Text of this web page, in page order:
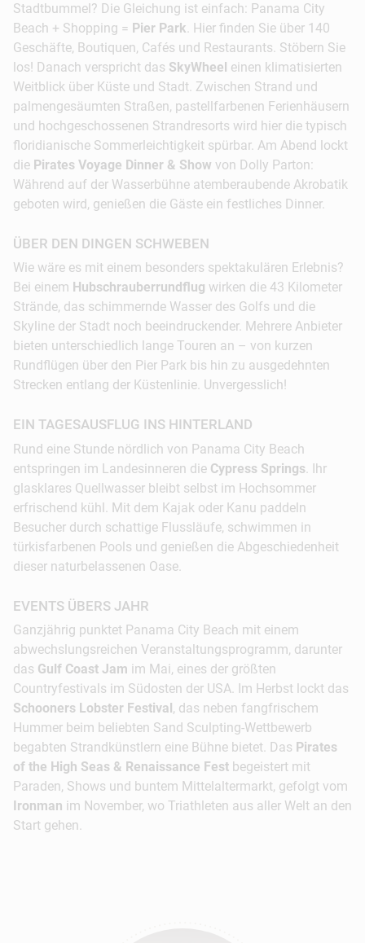
Stadtbummel? Die Gleichung ist einfach: Panama City
Beach + Shopping = Pier Park. Hier finden Sie über 140
Geschäfte, Boutiquen, Cafés und Restaurants. Stöbern Sie
los! Danach verspricht das SkyWheel einen klimatisierten
Weitblick über Küste und Stadt. Zwischen Strand und
palmengesäumten Straßen, pastellfarbenen Ferienhäusern
und hochgeschossenen Strandresorts wird hier die typisch
floridianische Sommerleichtigkeit spürbar. Am Abend lockt
die Pirates Voyage Dinner & Show von Dolly Parton:
Während auf der Wasserbühne atemberaubende Akrobatik
geboten wird, genießen die Gäste ein festliches Dinner.
ÜBER DEN DINGEN SCHWEBEN
Wie wäre es mit einem besonders spektakulären Erlebnis?
Bei einem Hubschrauberrundflug wirken die 43 Kilometer
Strände, das schimmernde Wasser des Golfs und die
Skyline der Stadt noch beeindruckender. Mehrere Anbieter
bieten unterschiedlich lange Touren an – von kurzen
Rundflügen über den Pier Park bis hin zu ausgedehnten
Strecken entlang der Küstenlinie. Unvergesslich!
EIN TAGESAUSFLUG INS HINTERLAND
Rund eine Stunde nördlich von Panama City Beach
entspringen im Landesinneren die Cypress Springs . Ihr
glasklares Quellwasser bleibt selbst im Hochsommer
erfrischend kühl. Mit dem Kajak oder Kanu paddeln
Besucher durch schattige Flussläufe, schwimmen in
türkisfarbenen Pools und genießen die Abgeschiedenheit
dieser naturbelassenen Oase.
EVENTS ÜBERS JAHR
Ganzjährig punktet Panama City Beach mit einem
abwechslungsreichen Veranstaltungsprogramm, darunter
das Gulf Coast Jam im Mai, eines der größten
Countryfestivals im Südosten der USA. Im Herbst lockt das
Schooners Lobster Festival, das neben fangfrischem
Hummer beim beliebten Sand Sculpting-Wettbewerb
begabten Strandkünstlern eine Bühne bietet. Das Pirates
of the High Seas & Renaissance Fest begeistert mit
Paraden, Shows und buntem Mittelaltermarkt, gefolgt vom
Ironman im November, wo Triathleten aus aller Welt an den
Start gehen.